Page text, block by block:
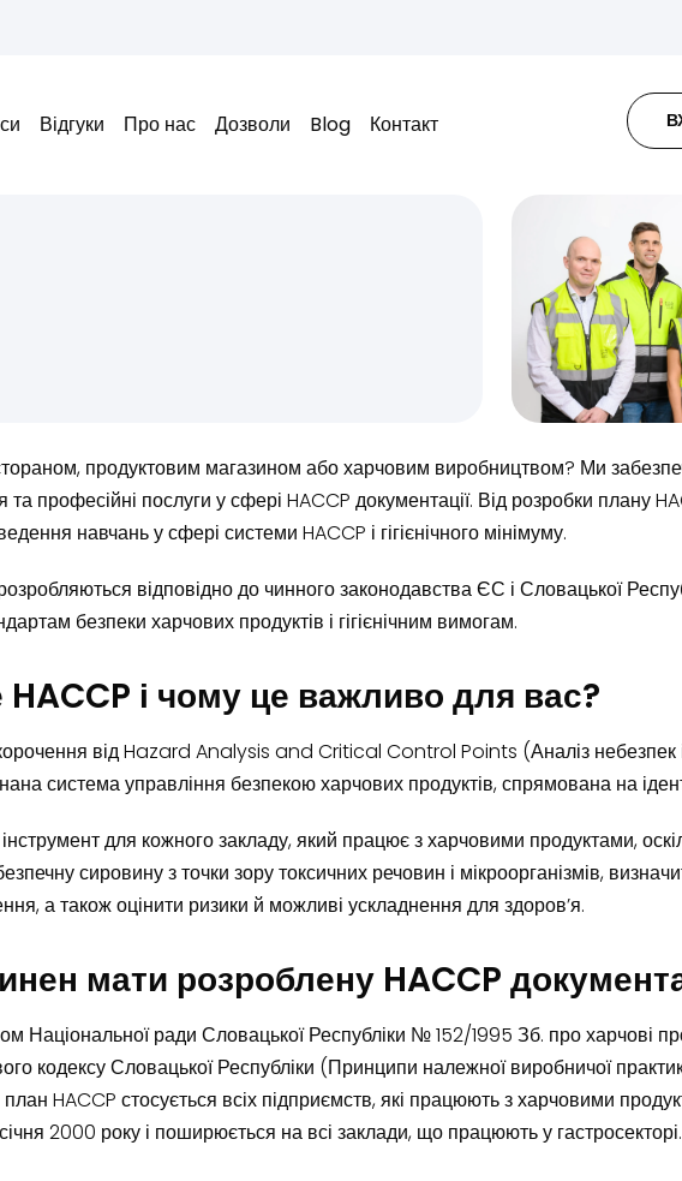
Відгуки Про нас Дозволи Blog Контакт
продуктовим магазином або харчовим виробництвом? Ми
та професійні послуги у сфері HACCP документації. Від розробки плану
навчань у сфері системи HACCP і гігієнічного мінімуму.
відповідно до чинного законодавства ЄС і Словацької
безпеки харчових продуктів і гігієнічним вимогам.
і чому це важливо для вас?
від Hazard Analysis and Critical Control Points (Аналіз небезпек і
система управління безпекою харчових продуктів, спрямована на
для кожного закладу, який працює з харчовими продуктами,
сировину з точки зору токсичних речовин і мікроорганізмів,
а також оцінити ризики й можливі ускладнення для здоров’я.
мати розроблену HACCP
Національної ради Словацької Республіки № 152/1995 Зб. про харчові
кодексу Словацької Республіки (Принципи належної виробничої
HACCP стосується всіх підприємств, які працюють з харчовими
2000 року і поширюється на всі заклади, що працюють у гастросекторі.